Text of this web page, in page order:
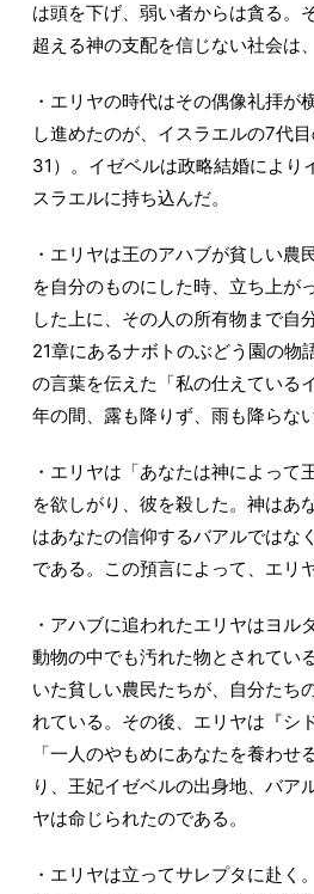
は頭を下げ、弱い者からは貪る。
超える神の支配を信じない社会は
・エリヤの時代はその偶像礼拝
し進めたのが、イスラエルの7代
31）。イゼベルは政略結婚により
スラエルに持ち込んだ。
・エリヤは王のアハブが貧しい
を自分のものにした時、立ち上が
した上に、その人の所有物まで自
21章にあるナボトのぶどう園の物
の言葉を伝えた「私の仕えている
年の間、露も降りず、雨も降らな
・エリヤは「あなたは神によっ
を欲しがり、彼を殺した。神はあ
はあなたの信仰するバアルではな
である。この預言によって、エリ
・アハブに追われたエリヤはヨ
動物の中でも汚れた物とされてい
いた貧しい農民たちが、自分たち
れている。その後、エリヤは『シ
「一人のやもめにあなたを養わ
り、王妃イゼベルの出身地、バア
ヤは命じられたのである。
・エリヤは立ってサレプタに赴